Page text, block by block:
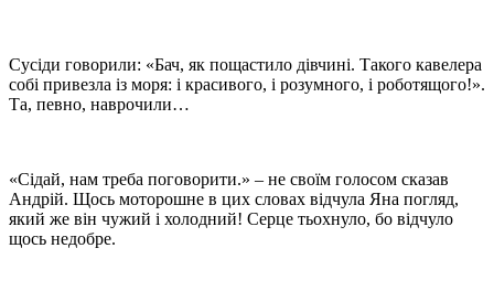
Сусіди говорили: «Бач, як пощастило дівчині. Такого кавелера
собі привезла із моря: і красивого, і розумного, і роботящого!».
Та, певно, наврочили…
«Сідай, нам треба поговорити.» – не своїм голосом сказав
Андрій. Щось моторошне в цих словах відчула Яна погляд,
який же він чужий і холодний! Серце тьохнуло, бо відчуло
щось недобре.